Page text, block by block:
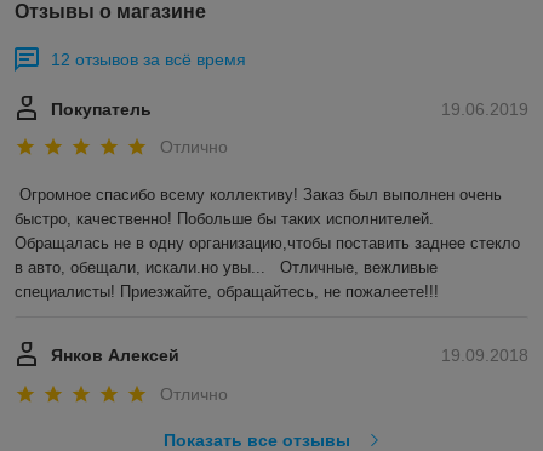
Отзывы о магазине
12 отзывов за всё время
19.06.2019
Покупатель
Отлично
Огромное спасибо всему коллективу! Заказ был выполнен очень
быстро, качественно! Побольше бы таких исполнителей.
Обращалась не в одну организацию,чтобы поставить заднее стекло
в авто, обещали, искали.но увы...   Отличные, вежливые
специалисты! Приезжайте, обращайтесь, не пожалеете!!!
19.09.2018
Янков Алексей
Отлично
Показать все отзывы